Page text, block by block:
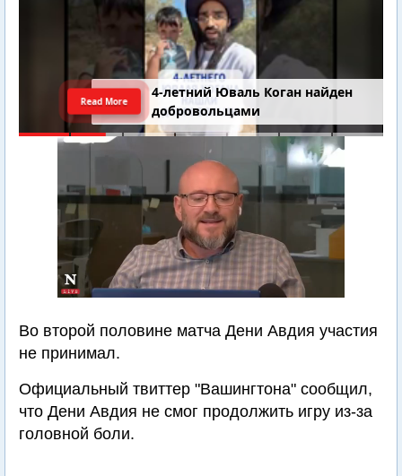
4-летний Юваль Коган найден
добровольцами
Read More
Во второй половине матча Дени Авдия участия
не принимал.
Официальный твиттер "Вашингтона" сообщил,
что Дени Авдия не смог продолжить игру из-за
головной боли.